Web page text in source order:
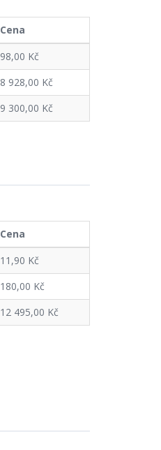
Cena
98,00 Kč
8 928,00 Kč
9 300,00 Kč
Cena
11,90 Kč
180,00 Kč
12 495,00 Kč